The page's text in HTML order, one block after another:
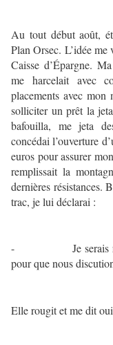
Au tout début août,
Plan Orsec. L’idée
Caisse d’Épargne.
me harcelait avec
placements avec
solliciter un prêt la
bafouilla, me jeta
concédai l’ouverture
euros pour assurer
remplissait la
dernières résistances.
trac, je lui déclarai :
- Je serais ravi
pour que nous
Elle rougit et me dit